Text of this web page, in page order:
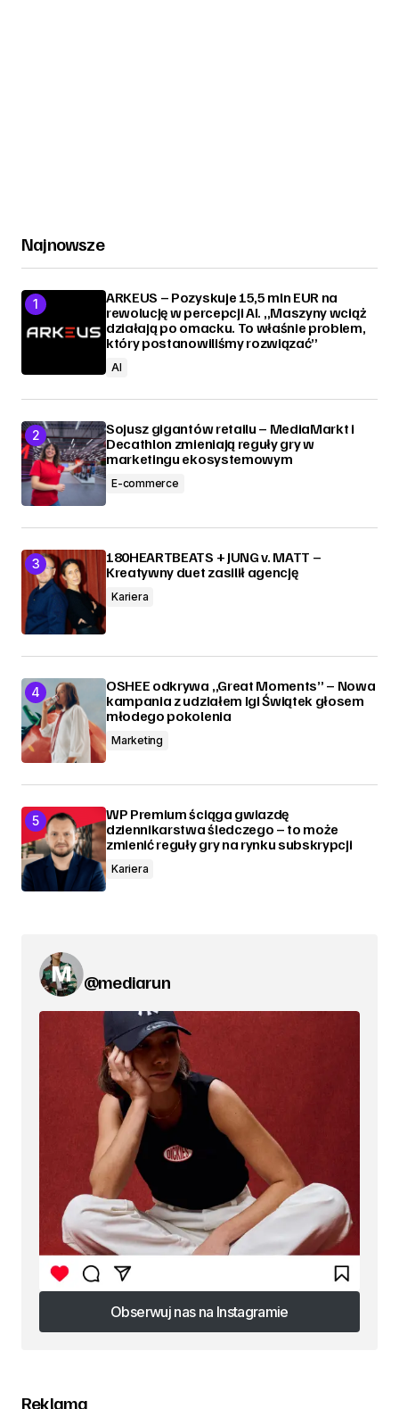
Najnowsze
ARKEUS – Pozyskuje 15,5 mln EUR na
rewolucję w percepcji AI. „Maszyny wciąż
działają po omacku. To właśnie problem,
który postanowiliśmy rozwiązać”
AI
Sojusz gigantów retailu – MediaMarkt i
Decathlon zmieniają reguły gry w
marketingu ekosystemowym
E-commerce
180HEARTBEATS + JUNG v. MATT –
Kreatywny duet zasilił agencję
Kariera
OSHEE odkrywa „Great Moments” – Nowa
kampania z udziałem Igi Świątek głosem
młodego pokolenia
Marketing
WP Premium ściąga gwiazdę
dziennikarstwa śledczego – to może
zmienić reguły gry na rynku subskrypcji
Kariera
@mediarun
Obserwuj nas na Instagramie
Obserwuj nas na Instagramie
Reklama